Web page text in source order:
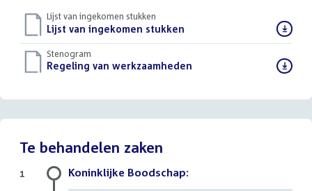
Lijst van ingekomen stukken
Download
bestand:
Lijst van ingekomen stukken
Stenogram
Download
Regeling van werkzaamheden
Te behandelen zaken
Koninklijke Boodschap:
1